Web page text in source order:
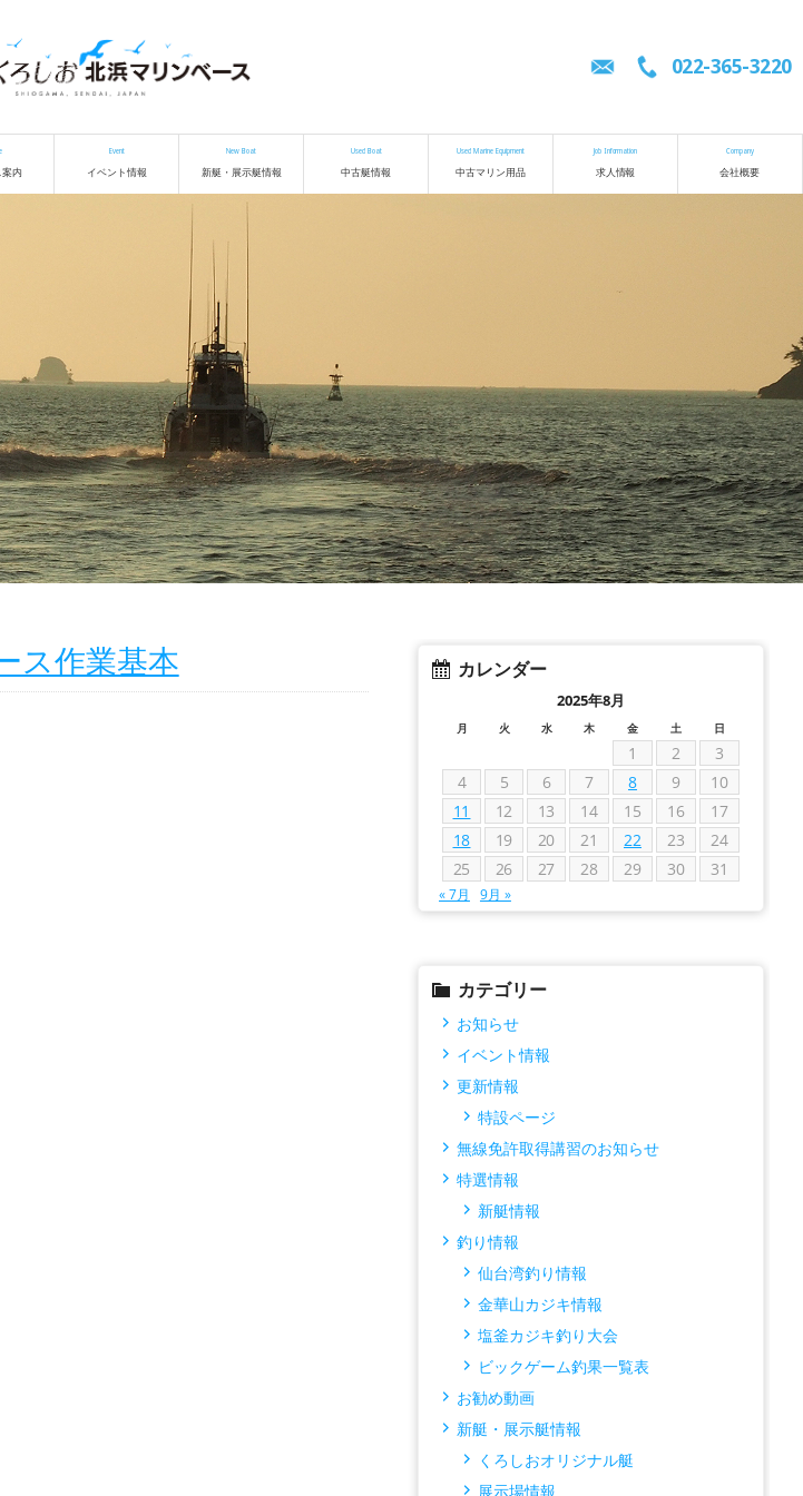
022-365-3220
内
Event
イベント情報
New Boat
新艇・展示艇情報
Used Boat
中古艇情報
Used Marine Equipment
中古マリン用品
Job Information
求人情報
Company
会社概要
ス作業基本 カレンダー
2025年8月
月 火 水 木 金 土 日
1 2
3
4
5 6 7 8 9
10
11
12 13 14 15 16
17
18
19 20 21 22 23
24
25
26 27 28 29 30 31
« 7月 9月 »
カテゴリー
お知らせ
イベント情報
更新情報
特設ページ
無線免許取得講習のお知らせ
特選情報
新艇情報
釣り情報
仙台湾釣り情報
金華山カジキ情報
塩釜カジキ釣り大会
ビックゲーム釣果一覧表
お勧め動画
新艇・展示艇情報
くろしおオリジナル艇
展示場情報